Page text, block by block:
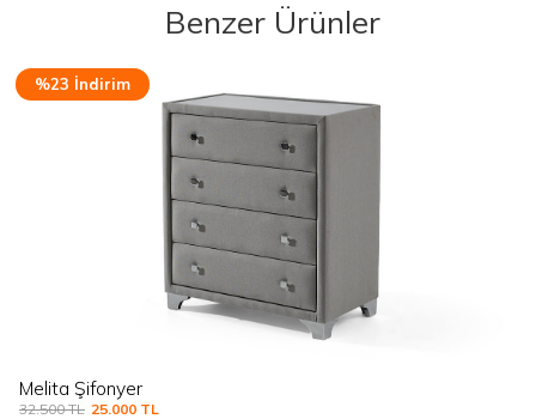
Benzer Ürünler
%14 İndirim
Moka Yeşil Çamaşırlık
27.750TL 23.750